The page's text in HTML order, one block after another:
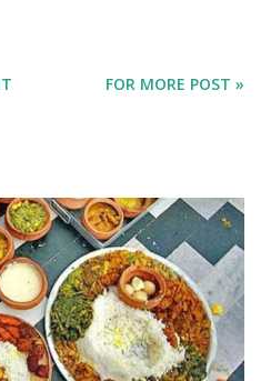
FOR MORE POST »